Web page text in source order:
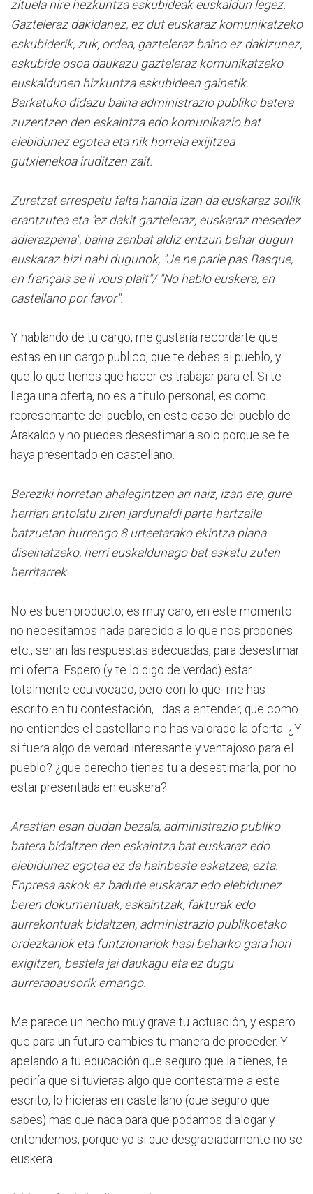
zituela nire hezkuntza eskubideak euskaldun legez.
Gazteleraz dakidanez, ez dut euskaraz komunikatzeko
eskubiderik, zuk, ordea, gazteleraz baino ez dakizunez,
eskubide osoa daukazu gazteleraz komunikatzeko
euskaldunen hizkuntza eskubideen gainetik.
Barkatuko didazu baina administrazio publiko batera
zuzentzen den eskaintza edo komunikazio bat
elebidunez egotea eta nik horrela exijitzea
gutxienekoa iruditzen zait.
Zuretzat errespetu falta handia izan da euskaraz soilik
erantzutea eta "ez dakit gazteleraz, euskaraz mesedez
adierazpena", baina zenbat aldiz entzun behar dugun
euskaraz bizi nahi dugunok, "Je ne parle pas Basque,
en français se il vous plaît"/ "No hablo euskera, en
castellano por favor".
Y hablando de tu cargo, me gustaría recordarte que
estas en un cargo publico, que te debes al pueblo, y
que lo que tienes que hacer es trabajar para el. Si te
llega una oferta, no es a titulo personal, es como
representante del pueblo, en este caso del pueblo de
Arakaldo y no puedes desestimarla solo porque se te
haya presentado en castellano.
Bereziki horretan ahalegintzen ari naiz, izan ere, gure
herrian antolatu ziren jardunaldi parte-hartzaile
batzuetan hurrengo 8 urteetarako ekintza plana
diseinatzeko, herri euskaldunago bat eskatu zuten
herritarrek.
No es buen producto, es muy caro, en este momento
no necesitamos nada parecido a lo que nos propones
etc., serian las respuestas adecuadas, para desestimar
mi oferta. Espero (y te lo digo de verdad) estar
totalmente equivocado, pero con lo que me has
escrito en tu contestación, das a entender, que como
no entiendes el castellano no has valorado la oferta. ¿Y
si fuera algo de verdad interesante y ventajoso para el
pueblo? ¿que derecho tienes tu a desestimarla, por no
estar presentada en euskera?
Arestian esan dudan bezala, administrazio publiko
batera bidaltzen den eskaintza bat euskaraz edo
elebidunez egotea ez da hainbeste eskatzea, ezta.
Enpresa askok ez badute euskaraz edo elebidunez
beren dokumentuak, eskaintzak, fakturak edo
aurrekontuak bidaltzen, administrazio publikoetako
ordezkariok eta funtzionariok hasi beharko gara hori
exigitzen, bestela jai daukagu eta ez dugu
aurrerapausorik emango.
Me parece un hecho muy grave tu actuación, y espero
que para un futuro cambies tu manera de proceder. Y
apelando a tu educación que seguro que la tienes, te
pediría que si tuvieras algo que contestarme a este
escrito, lo hicieras en castellano (que seguro que
sabes) mas que nada para que podamos dialogar y
entendernos, porque yo si que desgraciadamente no se
euskera